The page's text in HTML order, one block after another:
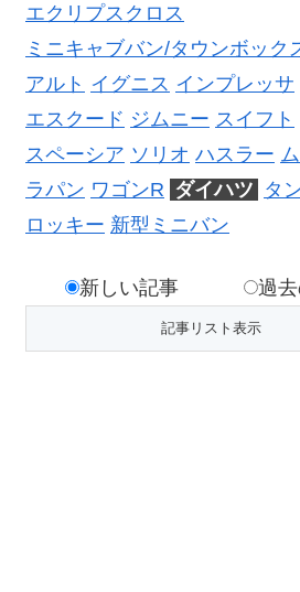
エクリプスクロス
ミニキャブバン/タウンボック
アルト イグニス インプレッサ
エスクード ジムニー スイフト
スペーシア ソリオ ハスラー
ラパン ワゴンR ダイハツ タ
ロッキー 新型ミニバン
新しい記事 過